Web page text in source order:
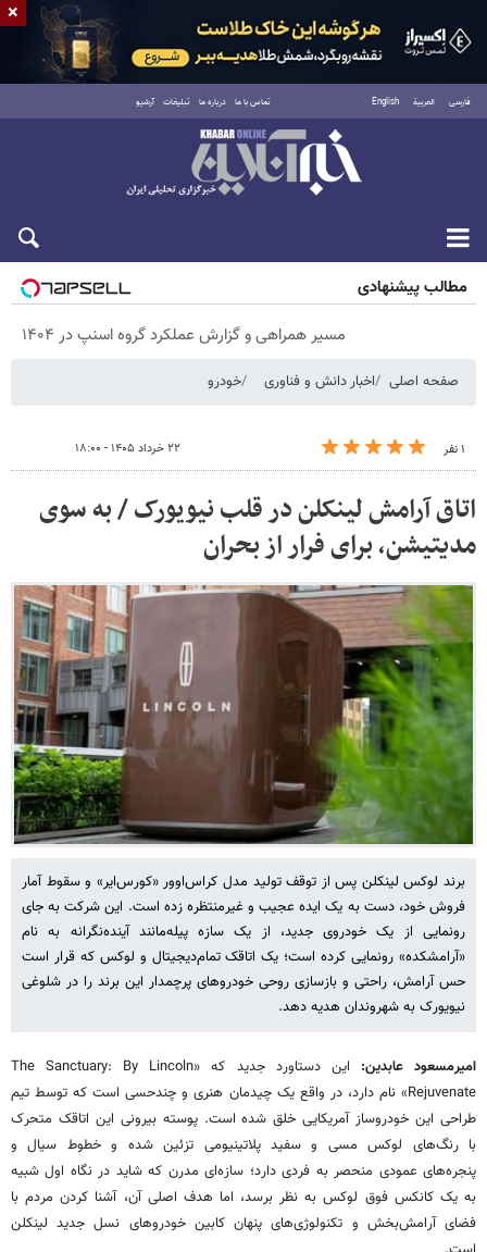
فارسی العربية English تماس با ما درباره ما تبلیغات آرشیو
پنجشنبه ۱۵ مرداد ۱۴۰۵
مطالب پیشنهادی
مسیر همراهی و گزارش عملکرد گروه اسنپ در ۱۴۰۴
صفحه اصلی اخبار دانش و فناوری خودرو
۱ نفر ۲۲ خرداد ۱۴۰۵ - ۱۸:۰۰
اتاق آرامش لینکلن در قلب نیویورک / به سوی
مدیتیشن، برای فرار از بحران
برند لوکس لینکلن پس از توقف تولید مدل کراس‌اوور «کورس‌ایر» و سقوط آمار
فروش خود، دست به یک ایده عجیب و غیرمنتظره زده است. این شرکت به جای
رونمایی از یک خودروی جدید، از یک سازه پیله‌مانند آینده‌نگرانه به نام
«آرامشکده» رونمایی کرده است؛ یک اتاقک تمام‌دیجیتال و لوکس که قرار است
حس آرامش، راحتی و بازسازی روحی خودروهای پرچمدار این برند را در شلوغی
نیویورک به شهروندان هدیه دهد.
امیرمسعود عابدین:
این دستاورد جدید که «The Sanctuary: By Lincoln
Rejuvenate» نام دارد، در واقع یک چیدمان هنری و چندحسی است که توسط تیم
طراحی این خودروساز آمریکایی خلق شده است. پوسته بیرونی این اتاقک متحرک
با رنگ‌های لوکس مسی و سفید پلاتینیومی تزئین شده و خطوط سیال و
پنجره‌های عمودی منحصر به‌ فردی دارد؛ سازه‌ای مدرن که شاید در نگاه اول شبیه
به یک کانکس فوق لوکس به نظر برسد، اما هدف اصلی آن، آشنا کردن مردم با
فضای آرامش‌بخش و تکنولوژی‌های پنهان کابین خودروهای نسل جدید لینکلن
×